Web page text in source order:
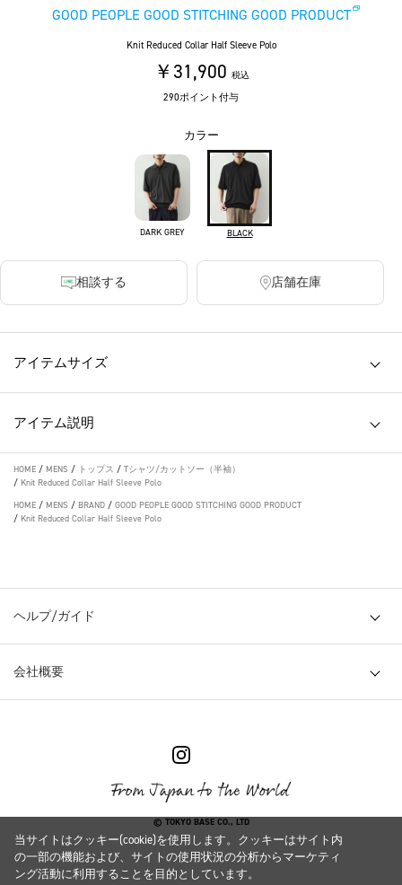
GOOD PEOPLE GOOD STITCHING GOOD PRODUCT
Knit Reduced Collar Half Sleeve Polo
￥31,900 税込
290ポイント付与
カラー
DARK GREY BLACK
相談する 店舗在庫
アイテムサイズ
アイテム説明
HOME / MENS / トップス / Tシャツ/カットソー（半袖）
/ Knit Reduced Collar Half Sleeve Polo
HOME / MENS / BRAND / GOOD PEOPLE GOOD STITCHING GOOD PRODUCT
/ Knit Reduced Collar Half Sleeve Polo
ヘルプ/ガイド
会社概要
© TOKYO BASE CO., LTD
当サイトはクッキー(cookie)を使用します。クッキーはサイト内
の一部の機能および、サイトの使用状況の分析からマーケティ
ング活動に利用することを目的としています。